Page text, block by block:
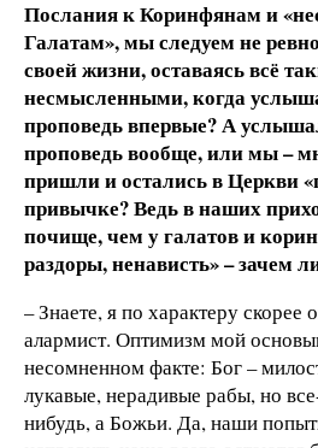
Послания к Коринфянам и
Галатам», мы следуем не
своей жизни, оставаясь всё
несмысленными, когда
проповедь впервые? А
проповедь вообще, или мы –
пришли и остались в Церкви
привычке? Ведь в наших
почище, чем у галатов и
раздоры, ненависть» – зачем
– Знаете, я по характеру скорее
алармист. Оптимизм мой
несомненном факте: Бог –
лукавые, нерадивые рабы, но
нибудь, а Божьи. Да, наши